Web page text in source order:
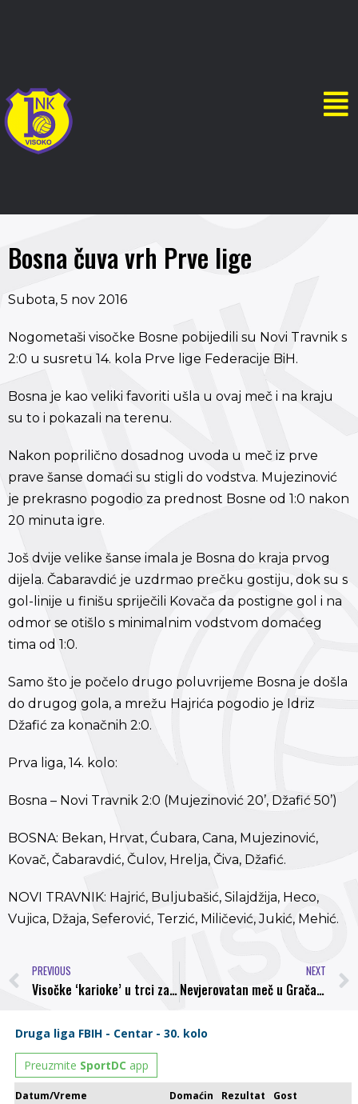
Bosna čuva vrh Prve lige
Subota, 5 nov 2016
Nogometaši visočke Bosne pobijedili su Novi Travnik s
2:0 u susretu 14. kola Prve lige Federacije BiH.
Bosna je kao veliki favoriti ušla u ovaj meč i na kraju
su to i pokazali na terenu.
Nakon poprilično dosadnog uvoda u meč iz prve
prave šanse domaći su stigli do vodstva. Mujezinović
je prekrasno pogodio za prednost Bosne od 1:0 nakon
20 minuta igre.
Još dvije velike šanse imala je Bosna do kraja prvog
dijela. Čabaravdić je uzdrmao prečku gostiju, dok su s
gol-linije u finišu spriječili Kovača da postigne gol i na
odmor se otišlo s minimalnim vodstvom domaćeg
tima od 1:0.
Samo što je počelo drugo poluvrijeme Bosna je došla
do drugog gola, a mrežu Hajrića pogodio je Idriz
Džafić za konačnih 2:0.
Prva liga, 14. kolo:
Bosna – Novi Travnik 2:0 (Mujezinović 20’, Džafić 50’)
BOSNA: Bekan, Hrvat, Ćubara, Cana, Mujezinović,
Kovač, Čabaravdić, Čulov, Hrelja, Čiva, Džafić.
NOVI TRAVNIK: Hajrić, Buljubašić, Silajdžija, Heco,
Vujica, Džaja, Seferović, Terzić, Miličević, Jukić, Mehić.
PREVIOUS
Visočke ‘karioke’ u trci za jesenji naslov: Hrvat priželjkuje pobjedu
NEXT
Nevjerovatan meč u Gračanici i čudesna pobjeda Radničkog